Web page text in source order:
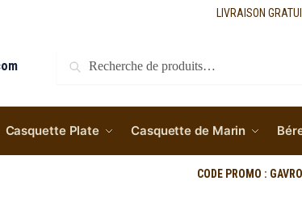
LIVRAISON
Recherche
Casquette Plate Casquette de Marin
CODE PROMO :